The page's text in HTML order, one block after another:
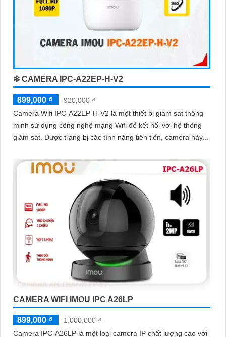
❇ CAMERA IPC-A22EP-H-V2
899,000 ₫
920,000 ₫
Camera Wifi IPC-A22EP-H-V2 là một thiết bị giám sát thông
minh sử dụng công nghệ mạng Wifi để kết nối với hệ thống
giám sát. Được trang bị các tính năng tiên tiến, camera này...
CAMERA WIFI IMOU IPC A26LP
899,000 ₫
1,000,000 ₫
Camera IPC-A26LP là một loại camera IP chất lượng cao với